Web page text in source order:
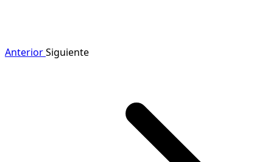
AnteriorSiguiente